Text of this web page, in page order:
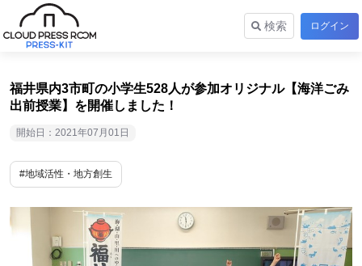
検索 ログイン
福井県内3市町の小学生528人が参加オリジナル【海洋ごみ
出前授業】を開催しました！
開始日：2021年07月01日
#地域活性・地方創生